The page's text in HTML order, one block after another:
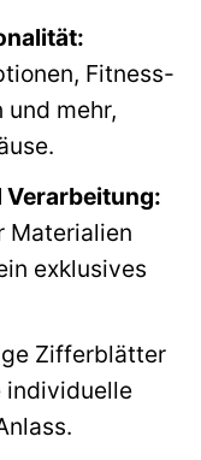
Fitness-
mehr,
Materialien
exklusives
Zifferblätter
individuelle